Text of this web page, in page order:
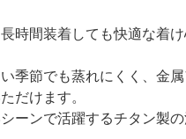
時間装着しても快適な着
季節でも蒸れにくく、金属
だけます。
ーンで活躍するチタン製